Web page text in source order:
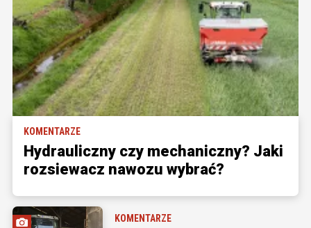
KOMENTARZE
Hydrauliczny czy mechaniczny? Jaki
rozsiewacz nawozu wybrać?
KOMENTARZE